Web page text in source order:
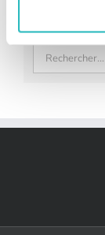
Rechercher: